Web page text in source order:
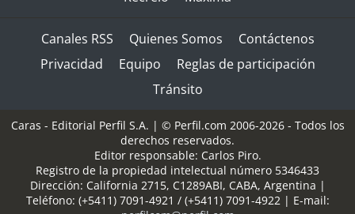
Canales RSS Quienes Somos
Contáctenos
Privacidad
Equipo
Reglas de participación
Tránsito
Caras - Editorial Perfil S.A. | © Perfil.com 2006-2026 - Todos los
derechos reservados.
Editor responsable: Carlos Piro.
Registro de la propiedad intelectual número 5346433
Dirección: California 2715, C1289ABI, CABA, Argentina |
Teléfono: (+5411) 7091-4921 / (+5411) 7091-4922| E-mail: